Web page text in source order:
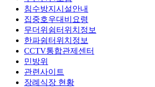
침수방지시설안내
집중호우대비요령
무더위쉼터위치정보
한파쉼터위치정보
CCTV통합관제센터
민방위
관련사이트
장례식장 현황